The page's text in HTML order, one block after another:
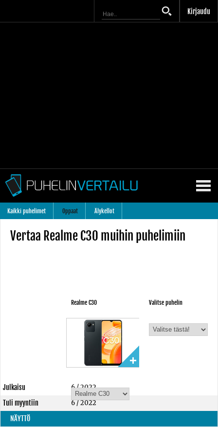
Kirjaudu
Kaikki puhelimet Oppaat Älykellot
Vertaa Realme C30 muihin puhelimiin
Realme C30 Valitse puhelin
Julkaisu
6 / 2022
Tuli myyntiin
6 / 2022
NÄYTTÖ